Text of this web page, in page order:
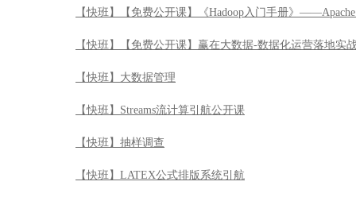
【快班】【免费公开课】《Hadoop入门手册》
【快班】【免费公开课】赢在大数据-数据化运营落地实
【快班】大数据管理
【快班】Streams流计算引航公开课
【快班】抽样调查
【快班】LATEX公式排版系统引航